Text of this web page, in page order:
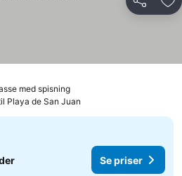
Del
med spisning
Playa de San Juan
Se priser